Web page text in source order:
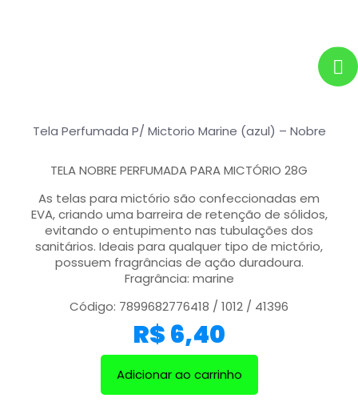
Tela Perfumada P/ Mictorio Marine (azul) – Nobre
TELA NOBRE PERFUMADA PARA MICTÓRIO 28G
As telas para mictório são confeccionadas em
EVA, criando uma barreira de retenção de sólidos,
evitando o entupimento nas tubulações dos
sanitários. Ideais para qualquer tipo de mictório,
possuem fragrâncias de ação duradoura.
Fragrância: marine
Código: 7899682776418 / 1012 / 41396
R$6,40
Adicionar ao carrinho